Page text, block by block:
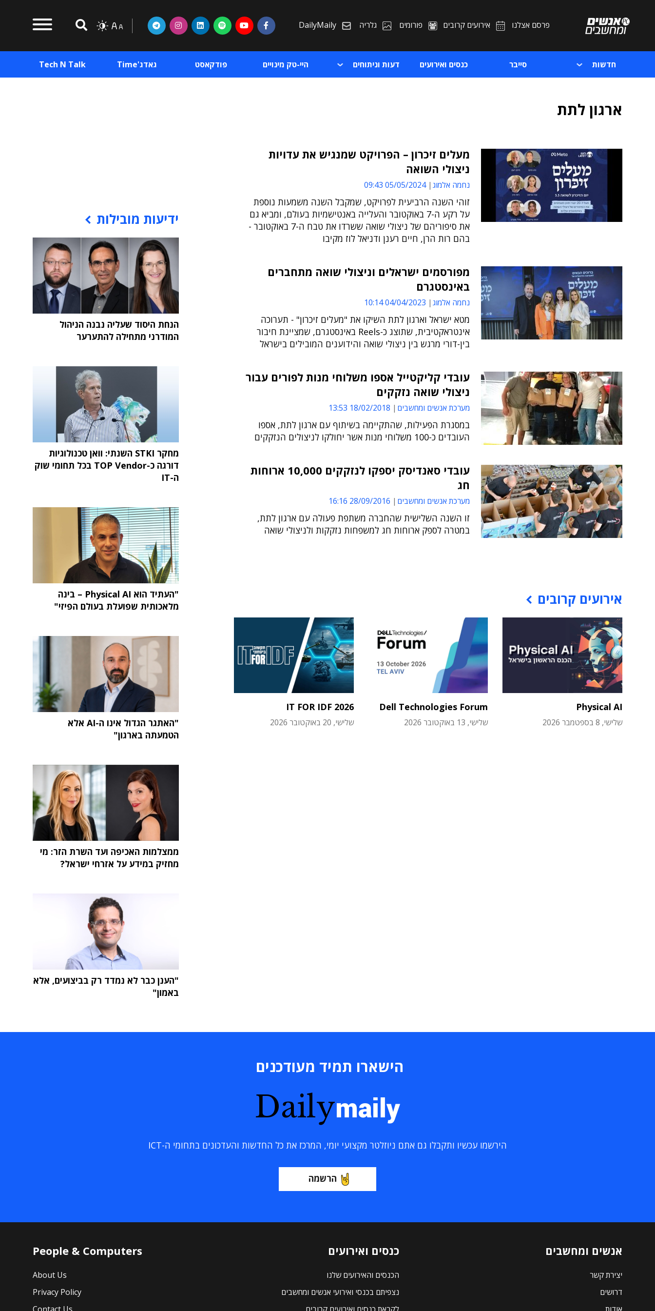
פרסם אצלנו אירועים קרובים פורומים גלריה DailyMaily
חדשות סייבר כנסים ואירועים דעות וניתוחים היי-טק מינויים פודקאסט גאדג'Time Tech N Talk
ארגון לתת
מעלים זיכרון – הפרויקט שמנגיש את עדויות
ניצולי השואה
נחמה אלמוג 05/05/2024 09:43
זוהי השנה הרביעית לפרויקט, שמקבל השנה משמעות נוספת
על רקע ה-7 באוקטובר והעלייה באנטישמיות בעולם, ומביא גם
את סיפוריהם של ניצולי שואה ששרדו את טבח ה-7 באוקטובר -
בהם רות הרן, חיים רענן ודניאל לוז מקיבו
מפורסמים ישראלים וניצולי שואה מתחברים
באינסטגרם
נחמה אלמוג 04/04/2023 10:14
מטא ישראל וארגון לתת השיקו את "מעלים זיכרון" - תערוכה
אינטראקטיבית, שתוצג כ-Reels באינסטגרם, שמציינת חיבור
בין-דורי מרגש בין ניצולי שואה והידוענים המובילים בישראל
עובדי קליקטייל אספו משלוחי מנות לפורים עבור
ניצולי שואה נזקקים
מערכת אנשים ומחשבים 18/02/2018 13:53
במסגרת הפעילות, שהתקיימה בשיתוף עם ארגון לתת, אספו
העובדים כ-100 משלוחי מנות אשר יחולקו לניצולים הנזקקים
עובדי סאנדיסק יספקו לנזקקים 10,000 ארוחות
חג
מערכת אנשים ומחשבים 28/09/2016 16:16
זו השנה השלישית שהחברה משתפת פעולה עם ארגון לתת,
במטרה לספק ארוחות חג למשפחות נזקקות ולניצולי שואה
אירועים קרובים
Physical AI
שלישי, 8 בספטמבר 2026
Dell Technologies Forum
שלישי, 13 באוקטובר 2026
IT FOR IDF 2026
שלישי, 20 באוקטובר 2026
ידיעות מובילות
הנחת היסוד שעליה נבנה הניהול
המודרני מתחילה להתערער
מחקר STKI השנתי: וואן טכנולוגיות
דורגה כ-TOP Vendor בכל תחומי שוק
ה-IT
"העתיד הוא Physical AI – בינה
מלאכותית שפועלת בעולם הפיזי"
"האתגר הגדול אינו ה-AI אלא
הטמעתה בארגון"
ממצלמות האכיפה ועד השרת הזר: מי
מחזיק במידע על אזרחי ישראל?
"הענן כבר לא נמדד רק בביצועים, אלא
באמון"
הישארו תמיד מעודכנים
Dailymaily
הירשמו עכשיו ותקבלו גם אתם ניוזלטר מקצועי יומי, המרכז את כל החדשות והעדכונים בתחומי ה-ICT
הרשמה
אנשים ומחשבים
יצירת קשר
דרושים
כנסים ואירועים
הכנסים והאירועים שלנו
נצפיתם בכנסי ואירועי אנשים ומחשבים
People & Computers
About Us
Privacy Policy